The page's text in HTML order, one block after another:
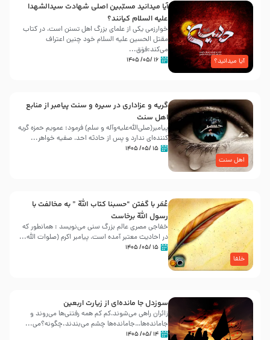
آیا میدانید؟
آیا میدانید مسبّبین اصلی شهادت سیدالشهدا
علیه ‌السلام کیانند؟
خوارزمی یکی از علمای بزرگ اهل تسنن است، در کتاب
مقتل الحسین علیه ‌السلام خود چنین اعتراف
می‌کند:فوَق...
۱۶ /۰۵/ ۱۴۰۵
اهل سنت
گریه و عزاداری در سیره و سنت پیامبر از منابع
اهل سنت
پیامبر(صلی‌الله‌علیه‌وآله و سلم) فرمود: عمویم حمزه گریه
کننده‌ای ندارد و پس از حادثه احد، صفیه خواهر...
۱۵ /۰۵/ ۱۴۰۵
خلفا
عُمَر با گفتن “حسبنا كتاب اللّه ” به مخالفت با
رسول اللّه برخاست
خفاجی مصری عالم بزرگ سنی می‌نویسد : همانطور که
در احادیث معتبر آمده است، پیامبر اکرم (صلوات اللّه...
۱۵ /۰۵/ ۱۴۰۵
سوزدل جا مانده‌ای از زیارت اربعین
زائران راهی می‌شوند،کم‌ کم همه رفتنی‌ها می‌روند و
جامانده‌ها…جامانده‌ها چشم می‌بندند.چگونه؟می‌...
۱۴ /۰۵/ ۱۴۰۵